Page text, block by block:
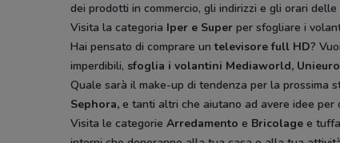
dei prodotti in commercio, gli indirizzi e gli orari
Visita la categoria Iper e Super per sfogliare i
Hai pensato di comprare untelevisore full HD?
imperdibili, sfoglia i volantini Mediaworld,
Quale sarà il make-up di tendenza per la prossima
Sephora, e tanti altri che aiutano ad avere idee per
Visita le categorie Arredamento e Bricolage e